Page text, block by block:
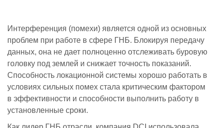
Интерференция (помехи) является одной из основных
проблем при работе в сфере ГНБ. Блокируя передачу
данных, она не дает полноценно отслеживать буровую
головку под землей и снижает точность показаний.
Способность локационной системы хорошо работать в
условиях сильных помех стала критическим фактором
в эффективности и способности выполнить работу в
установленные сроки.